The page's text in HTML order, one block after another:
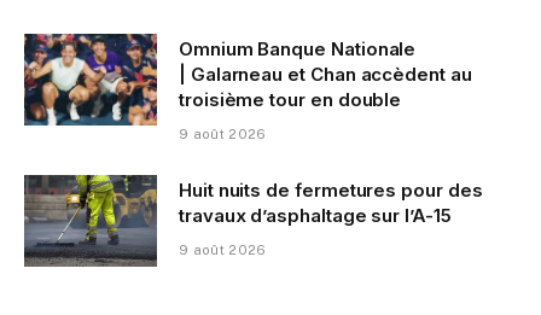
Omnium Banque Nationale
| Galarneau et Chan accèdent au
troisième tour en double
9 août 2026
Huit nuits de fermetures pour des
travaux d’asphaltage sur l’A-15
9 août 2026